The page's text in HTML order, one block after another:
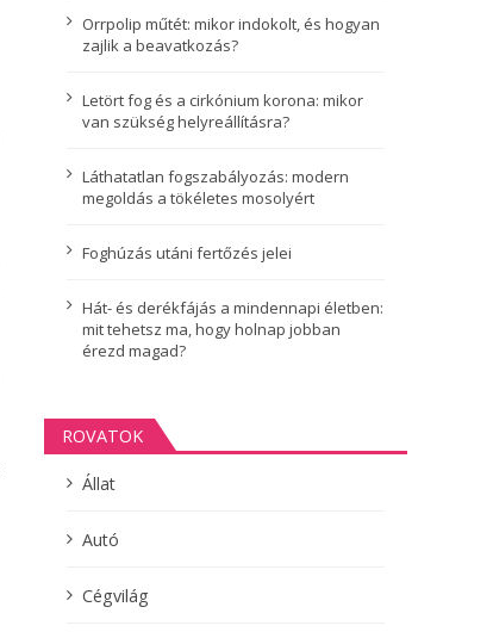
Orrpolip műtét: mikor indokolt, és hogyan
zajlik a beavatkozás?
Letört fog és a cirkónium korona: mikor
van szükség helyreállításra?
Láthatatlan fogszabályozás: modern
megoldás a tökéletes mosolyért
Foghúzás utáni fertőzés jelei
Hát- és derékfájás a mindennapi életben:
mit tehetsz ma, hogy holnap jobban
érezd magad?
ROVATOK
Állat
Autó
Cégvilág